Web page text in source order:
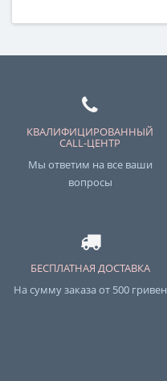
КВАЛИФИЦИРОВАННЫЙ
CALL-ЦЕНТР
Мы ответим на все ваши
вопросы
БЕСПЛАТНАЯ ДОСТАВКА
На сумму заказа от 500 гривен